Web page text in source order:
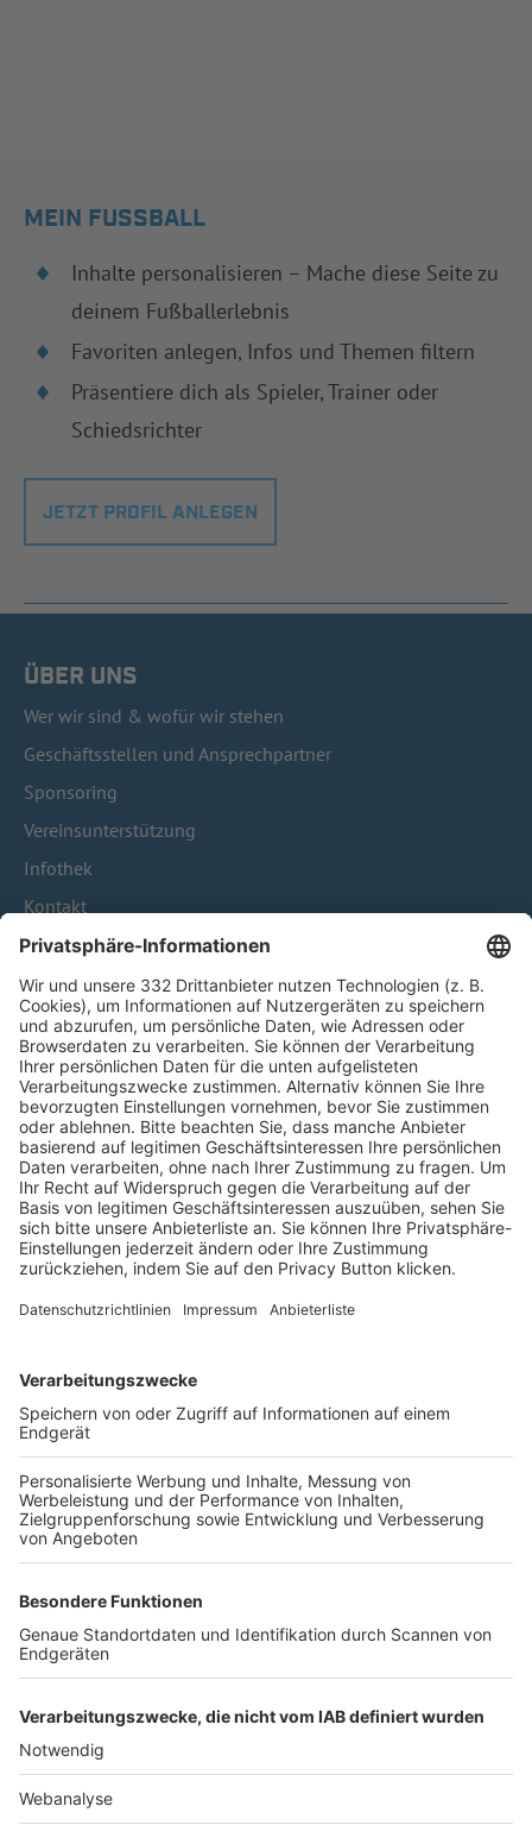
MEIN FUSSBALL
Inhalte personalisieren – Mache diese Seite zu
deinem Fußballerlebnis
Favoriten anlegen, Infos und Themen filtern
Präsentiere dich als Spieler, Trainer oder
Schiedsrichter
JETZT PROFIL ANLEGEN
ÜBER UNS
Wer wir sind & wofür wir stehen
Geschäftsstellen und Ansprechpartner
Sponsoring
Vereinsunterstützung
Infothek
Kontakt
HÄUFIG BESUCHTE SEITEN
Pässe und Vereinswechsel
Trainerausbildung
Schulungsangebot Vereinsmitarbeiter
BFV-Geschäftsstellen
Trainerbörse
Login SpielPlus
FOLGE DEM BFV
TOP-VEREINE
TOP-PARTNER